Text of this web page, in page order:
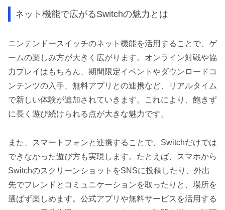
ネット機能で広がるSwitchの魅力とは
ニンテンドースイッチのネット機能を活用することで、ゲ
ームの楽しみ方が大きく広がります。オンライン対戦や協
力プレイはもちろん、期間限定イベントやダウンロードコ
ンテンツの入手、無料アプリとの連携など、リアルタイム
で新しい体験が追加されていきます。これにより、飽きず
に長く遊び続けられる点が大きな魅力です。
また、スマートフォンと連携することで、Switchだけでは
できなかった遊び方も実現します。たとえば、スマホから
SwitchのスクリーンショットをSNSに投稿したり、外出
先でフレンドとコミュニケーションを取ったりと、場所を
選ばず楽しめます。公式アプリや無料サービスを活用する